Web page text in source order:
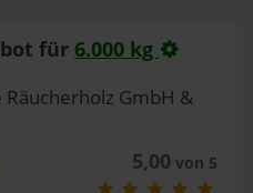
für 6.000 kg
GmbH &
5,00 von 5